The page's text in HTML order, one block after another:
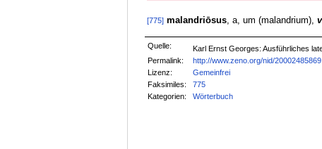
[775] malandriōsus, a, um (malandrium),
Quelle: Karl Ernst Georges: Ausführliches
Permalink:
http://www.zeno.org/nid/20002485869
Lizenz:
Gemeinfrei
Faksimiles:
775
Kategorien:
Wörterbuch